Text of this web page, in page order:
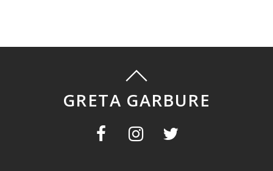
GRETA GARBURE